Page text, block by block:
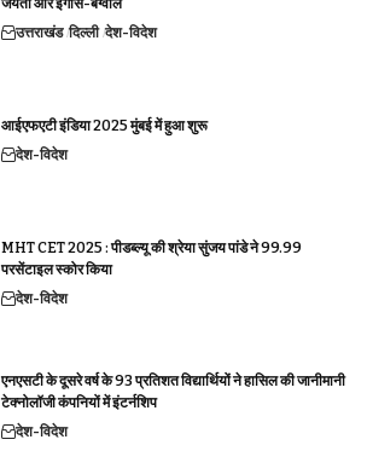
जयंती और इगास-बग्वाल
उत्तराखंड दिल्ली देश-विदेश
आईएफएटी इंडिया 2025 मुंबई में हुआ शुरू
देश-विदेश
MHT CET 2025 : पीडब्ल्यू की श्रेया सुंजय पांडे ने 99.99
परसेंटाइल स्कोर किया
देश-विदेश
एनएसटी के दूसरे वर्ष के 93 प्रतिशत विद्यार्थियों ने हासिल की जानीमानी
टेक्नोलॉजी कंपनियों में इंटर्नशिप
देश-विदेश